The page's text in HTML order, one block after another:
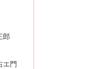
郎
門